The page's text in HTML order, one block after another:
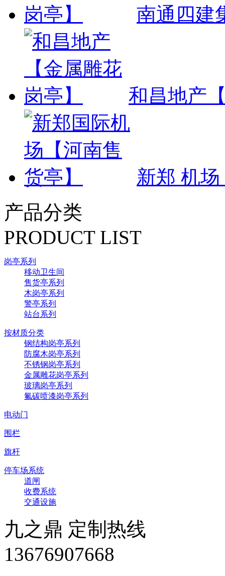
南通四建
和昌地产
新郑 机
产品分类
PRODUCT LIST
岗亭系列
移动卫生间
售货亭系列
木岗亭系列
警亭系列
站台系列
按材质分类
钢结构岗亭系列
防腐木岗亭系列
不锈钢岗亭系列
金属雕花岗亭系列
玻璃岗亭系列
氟碳喷漆岗亭系列
电动门
围栏
旗杆
停车场系统
道闸
收费系统
交通设施
九之鼎 定制热线
13676907668